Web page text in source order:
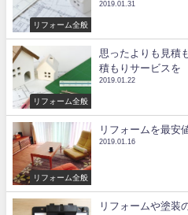
リフォーム全般
2019.01.31
リフォーム全般
思ったよりも見積
積もりサービスを
2019.01.22
リフォーム全般
リフォームを最安
2019.01.16
リフォームや塗装